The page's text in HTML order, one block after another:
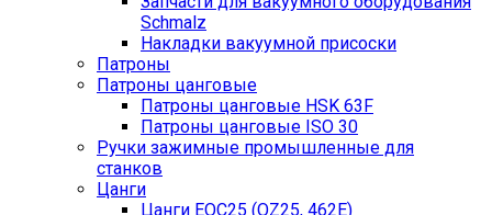
Schmalz
Накладки вакуумной присоски
Патроны
Патроны цанговые
Патроны цанговые HSK 63F
Патроны цанговые ISO 30
Ручки зажимные промышленные для
станков
Цанги
Цанги EOC25 (OZ25, 462E)